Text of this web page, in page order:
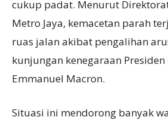
cukup padat. Menurut
Metro Jaya, kemacetan parah
ruas jalan akibat pengalihan
kunjungan kenegaraan Presiden
Emmanuel Macron.
Situasi ini mendorong banyak